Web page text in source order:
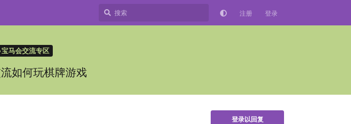
注册 登录
宝马会交流专区
如何玩棋牌游戏
登录以回复